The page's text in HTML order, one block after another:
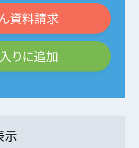
資料請求
りに追加
示